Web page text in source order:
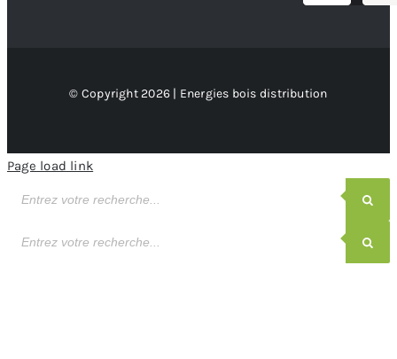
© Copyright 2026 | Energies bois distribution
Page load link
de
de